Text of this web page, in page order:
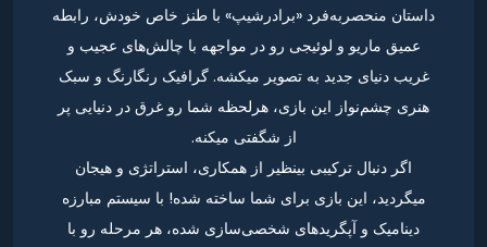
داستان منحصربه‌فرد «برادرشیپ» با طنز خاص خودش، رابطه
عمیق ماریو و لوئیجی رو در مواجهه با چالش‌های عجیب و
غریب دنیای جدید به تصویر میکشه. گرافیک رنگارنگ و سبک
هنری چشم‌نواز این بازی، هرلحظه شما رو غرق در دنیایی پر
از شگفتی میکنه.
اگر دنبال ترکیبی بینظیر از همکاری، استراتژی و هیجان
میگردید، این بازی برای شما ساخته شده! با سیستم مبارزه
دینامیک و آپگریدهای شخصی‌سازی شده، هر مرحله رو با